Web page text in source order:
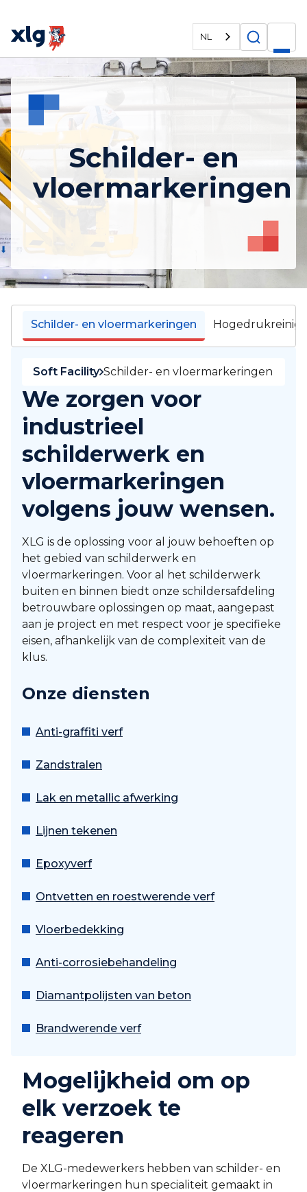
NL
Schilder- en
vloermarkeringen
Schilder- en vloermarkeringen
Soft Facility Schilder- en vloermarkeringen
We zorgen voor
industrieel
schilderwerk en
vloermarkeringen
volgens jouw wensen.
XLG is de oplossing voor al jouw behoeften op
het gebied van schilderwerk en
vloermarkeringen. Voor al het schilderwerk
buiten en binnen biedt onze schildersafdeling
betrouwbare oplossingen op maat, aangepast
aan je project en met respect voor je specifieke
eisen, afhankelijk van de complexiteit van de
klus.
Onze diensten
Anti-graffiti verf
Zandstralen
Lak en metallic afwerking
Lijnen tekenen
Epoxyverf
Ontvetten en roestwerende verf
Vloerbedekking
Anti-corrosiebehandeling
Diamantpolijsten van beton
Brandwerende verf
Mogelijkheid om op
elk verzoek te
reageren
De XLG-medewerkers hebben van schilder- en
vloermarkeringen hun specialiteit gemaakt in